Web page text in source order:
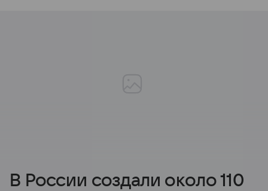
В России создали около 110